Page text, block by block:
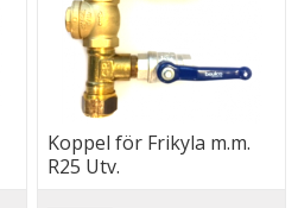
Koppel för Frikyla m.m.
R25 Utv.